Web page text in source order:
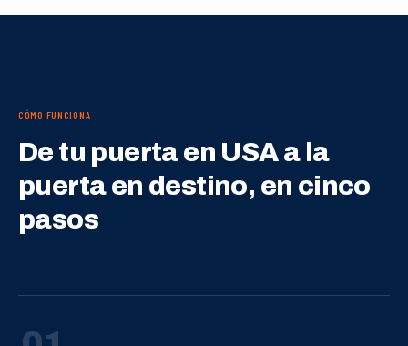
CÓMO FUNCIONA
De tu puerta en USA a la
puerta en destino, en cinco
pasos